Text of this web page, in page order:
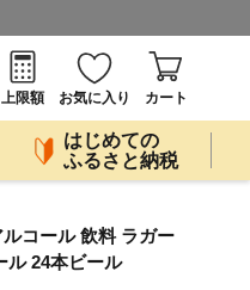
上限額
お気に入り カート
はじめての
ふるさと納税
コール 飲料 ラガー
ル 24本ビール